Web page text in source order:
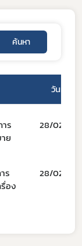
ค้นหา
วันที่
ร
ย
28/02/66
ร
อง
28/02/66